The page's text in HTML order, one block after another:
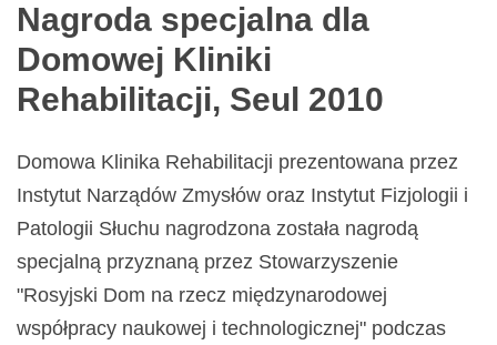
Nagroda specjalna dla
Domowej Kliniki
Rehabilitacji, Seul 2010
Domowa Klinika Rehabilitacji prezentowana przez
Instytut Narządów Zmysłów oraz Instytut Fizjologii i
Patologii Słuchu nagrodzona została nagrodą
specjalną przyznaną przez Stowarzyszenie
"Rosyjski Dom na rzecz międzynarodowej
współpracy naukowej i technologicznej" podczas